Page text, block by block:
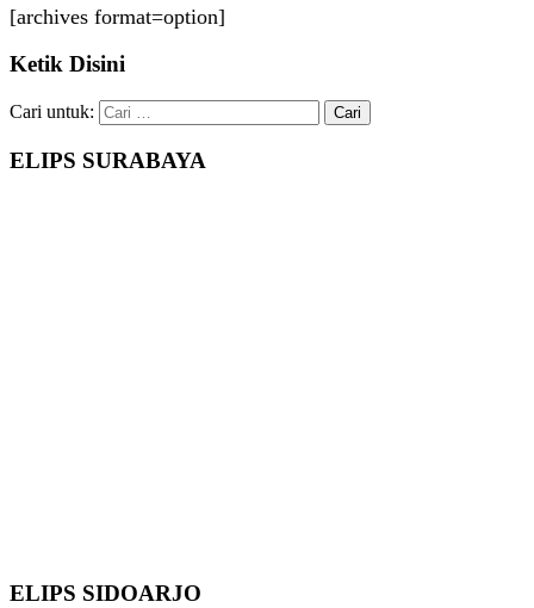
[archives format=option]
Ketik Disini
Cari untuk:
ELIPS SURABAYA
ELIPS SIDOARJO